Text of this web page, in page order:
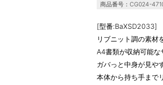
商品番号：CG024-
[型番:BaXSD2033]
リブニット調の素材
A4書類が収納可能な
ガバっと中身が見や
本体から持ち手まで